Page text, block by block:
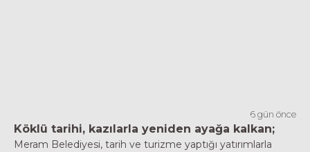
6 gün önce
Köklü tarihi, kazılarla yeniden ayağa kalkan;
Meram Belediyesi, tarih ve turizme yaptığı yatırımlarla